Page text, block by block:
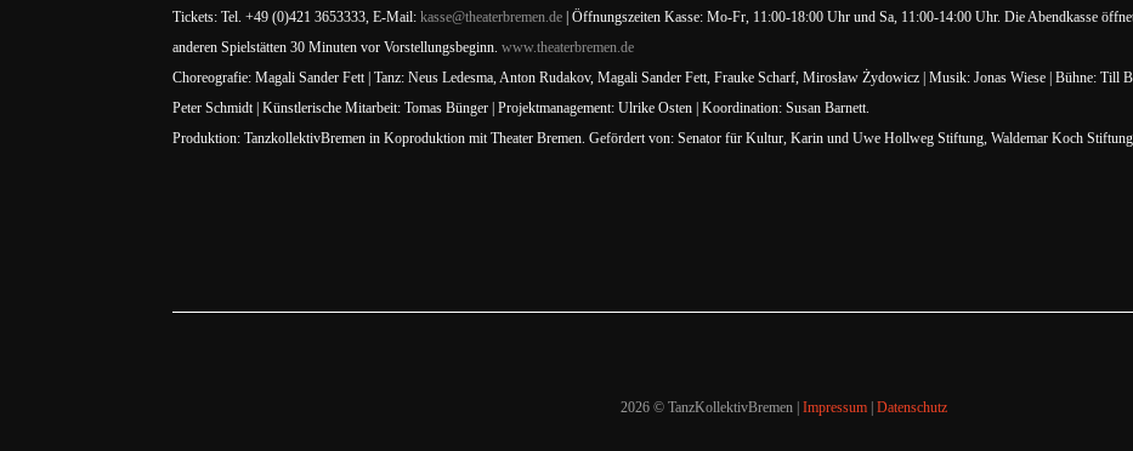
Tickets: Tel. +49 (0)421 3653333, E-Mail: kasse@theaterbremen.de | Öffnungszeiten Kasse: Mo-Fr, 11:00-18:00 Uhr und Sa, 11:00-14:00 Uhr. Die Abendkasse
anderen Spielstätten 30 Minuten vor Vorstellungsbeginn. www.theaterbremen.de
Choreografie: Magali Sander Fett | Tanz: Neus Ledesma, Anton Rudakov, Magali Sander Fett, Frauke Scharf, Mirosław Żydowicz | Musik: Jonas Wiese | Bühne:
Peter Schmidt | Künstlerische Mitarbeit: Tomas Bünger | Projektmanagement: Ulrike Osten | Koordination: Susan Barnett.
Produktion: TanzkollektivBremen in Koproduktion mit Theater Bremen. Gefördert von: Senator für Kultur, Karin und Uwe Hollweg Stiftung, Waldemar Koch
2026 © TanzKollektivBremen | Impressum| Datenschutz